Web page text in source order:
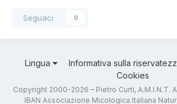
Seguaci 0
Lingua Informativa sulla
Cookies
Copyright 2000-2026 – Pietro Curti, A.M.I.N.T.
IBAN Associazione Micologica Italiana